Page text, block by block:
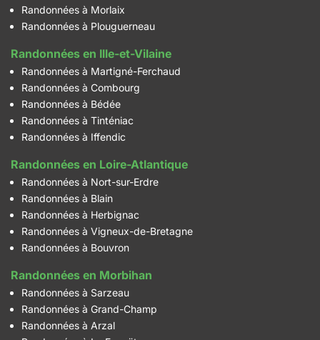
Randonnées à Morlaix
Randonnées à Plouguerneau
Randonnées en Ille-et-Vilaine
Randonnées à Martigné-Ferchaud
Randonnées à Combourg
Randonnées à Bédée
Randonnées à Tinténiac
Randonnées à Iffendic
Randonnées en Loire-Atlantique
Randonnées à Nort-sur-Erdre
Randonnées à Blain
Randonnées à Herbignac
Randonnées à Vigneux-de-Bretagne
Randonnées à Bouvron
Randonnées en Morbihan
Randonnées à Sarzeau
Randonnées à Grand-Champ
Randonnées à Arzal